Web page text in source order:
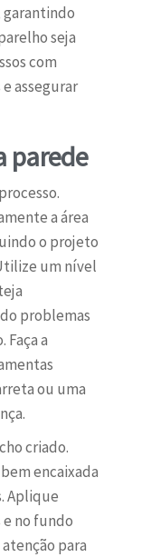
garantindo
seja
com
assegurar
parede
a área
o projeto
um nível
problemas
a
ou uma
criado.
encaixada
Aplique
e no fundo
para